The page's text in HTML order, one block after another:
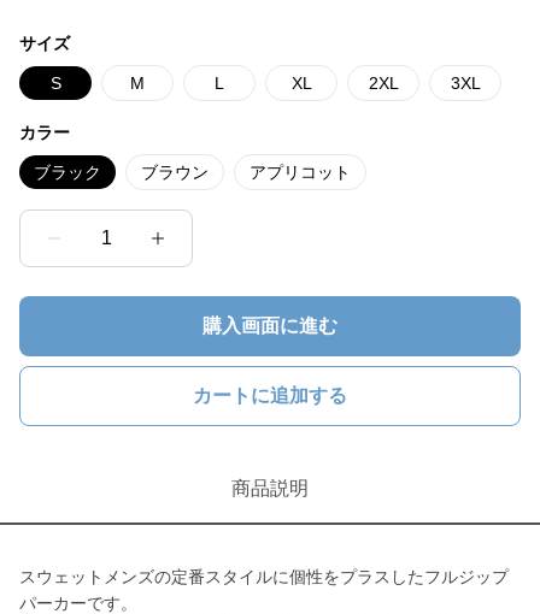
サイズ
S M L XL 2XL 3XL
カラー
ブラック ブラウン アプリコット
1
購入画面に進む
カートに追加する
商品説明
スウェットメンズの定番スタイルに個性をプラスしたフルジップ
パーカーです。